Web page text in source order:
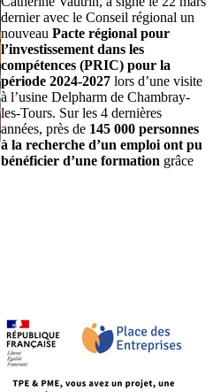
dernier avec le Conseil régional un
nouveau Pacte régional pour
l’investissement dans les
compétences (PRIC) pour la
période 2024-2027 lors d’une visite
à l’usine Delpharm de Chambray-
les-Tours. Sur les 4 dernières
années, près de 145 000 personnes
à la recherche d’un emploi ont pu
bénéficier d’une formation grâce